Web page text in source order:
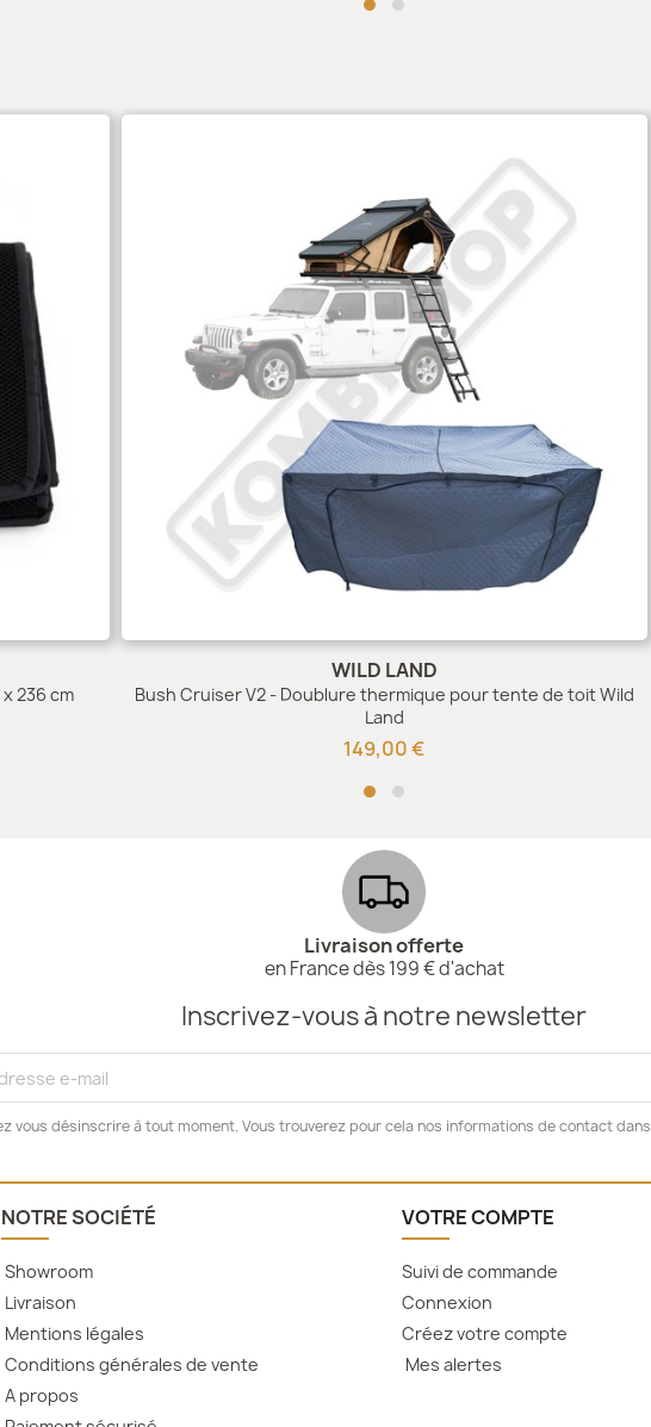
236 cm
WILD LAND
Bush Cruiser V2 - Doublure thermique pour tente de toit Wild
Land
149,00 €
Livraison offerte
en France dès 199 € d'achat
Inscrivez-vous à notre newsletter
vous désinscrire à tout moment. Vous trouverez pour cela nos informations de contact
NOTRE SOCIÉTÉ
Showroom
Livraison
Mentions légales
Conditions générales de vente
A propos
VOTRE COMPTE
Suivi de commande
Connexion
Créez votre compte
Mes alertes